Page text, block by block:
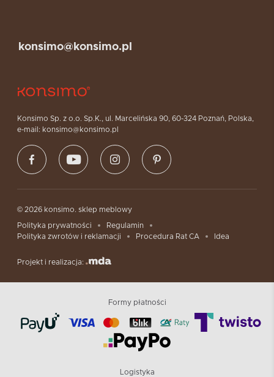
Konsimo Sp. z o.o. Sp.K., ul. Marcelińska 90, 60-324 Poznań, Polska,
e-mail: konsimo@konsimo.pl
konsimo@konsimo.pl
© 2026 konsimo. sklep meblowy
Polityka prywatności
Regulamin
Polityka zwrotów i reklamacji
Procedura Rat CA Idea
Projekt i realizacja:
Formy płatności
Logistyka